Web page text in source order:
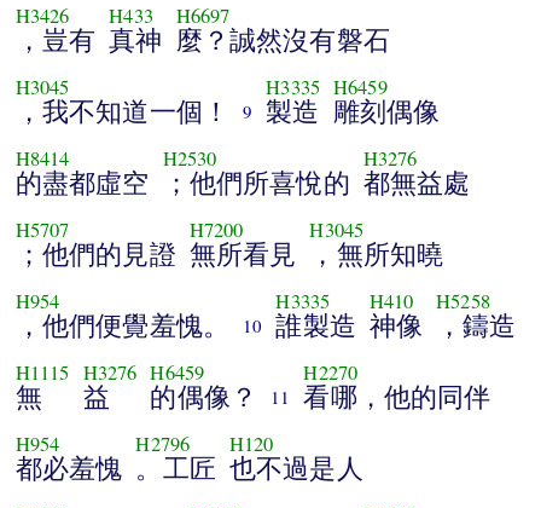
H3426
，豈有
H433
真神
H6697
麼？誠然沒有磐石
H3045
，我不知道一個！ 9
H3335
製造
H6459
雕刻偶像
H8414
的盡都虛空
H2530
；他們所喜悅的
H3276
都無益處
H5707
；他們的見證
H7200
無所看見
H3045
，無所知曉
H954
，他們便覺羞愧。 10
H3335
誰製造
H410
神像
H5258
，鑄造
H1115
無
H3276
益
H6459
的偶像？ 11
H2270
看哪，他的同伴
H954
都必羞愧
H2796
。工匠
H120
也不過是人